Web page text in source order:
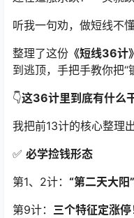
听我一句劝，做短线不
整理了这份 《短线36计》
到逃顶，手把手教你把“
👇这36计里到底有什么
我把前13计的核心整理
✅ 必学捡钱形态
第1、2计： “第二天大阳
第9计： 三个特征定涨停